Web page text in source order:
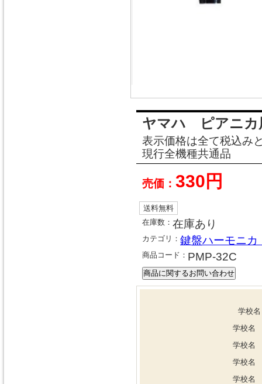
ヤマハ ピアニカ
表示価格は全て税込み
現行全機種共通品
売価： 330円
送料無料
在庫数： 在庫あり
カテゴリ： 鍵盤ハーモニ
商品コード： PMP-32C
学校
学校名
学校名
学校名
学校名